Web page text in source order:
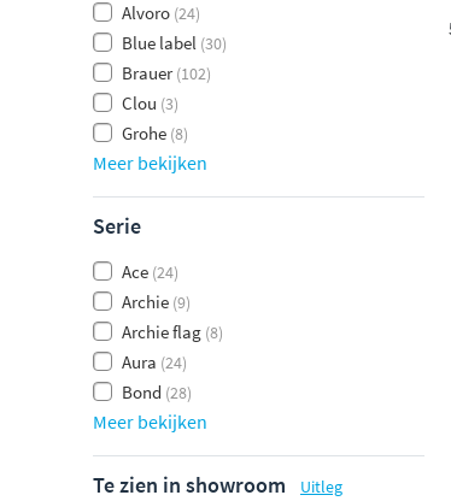
Alvoro (24)
Blue label (30)
Brauer(102)
Clou (3)
Grohe (8)
Meer bekijken
Serie
Ace (24)
Archie (9)
Archie flag (8)
Aura (24)
Bond (28)
Meer bekijken
Te zien in showroom Uitleg